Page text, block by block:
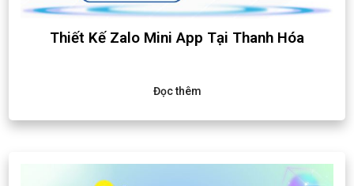
Thiết Kế Zalo Mini App Tại Thanh Hóa
Đọc thêm